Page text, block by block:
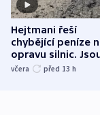
Hejtmani řeší
chybějící peníze
opravu silnic.
nenárokové,
včera před 13 h